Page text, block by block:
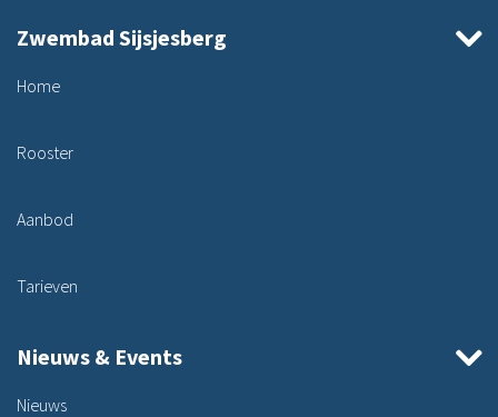
Zwembad Sijsjesberg
Home
Rooster
Aanbod
Tarieven
Nieuws & Events
Nieuws